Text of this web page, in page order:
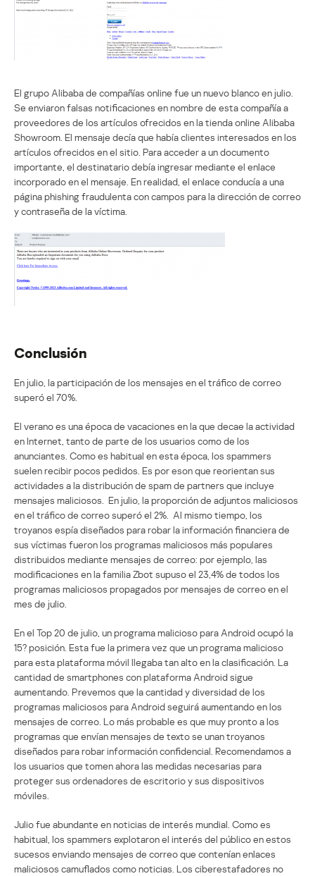
El grupo Alibaba de compañías online fue un nuevo blanco en julio.
Se enviaron falsas notificaciones en nombre de esta compañía a
proveedores de los artículos ofrecidos en la tienda online Alibaba
Showroom. El mensaje decía que había clientes interesados en los
artículos ofrecidos en el sitio. Para acceder a un documento
importante, el destinatario debía ingresar mediante el enlace
incorporado en el mensaje. En realidad, el enlace conducía a una
página phishing fraudulenta con campos para la dirección de correo
y contraseña de la víctima.
Conclusión
En julio, la participación de los mensajes en el tráfico de correo
superó el 70%.
El verano es una época de vacaciones en la que decae la actividad
en Internet, tanto de parte de los usuarios como de los
anunciantes. Como es habitual en esta época, los spammers
suelen recibir pocos pedidos. Es por eson que reorientan sus
actividades a la distribución de spam de partners que incluye
mensajes maliciosos. En julio, la proporción de adjuntos maliciosos
en el tráfico de correo superó el 2%. Al mismo tiempo, los
troyanos espía diseñados para robar la información financiera de
sus víctimas fueron los programas maliciosos más populares
distribuidos mediante mensajes de correo: por ejemplo, las
modificaciones en la familia Zbot supuso el 23,4% de todos los
programas maliciosos propagados por mensajes de correo en el
mes de julio.
En el Top 20 de julio, un programa malicioso para Android ocupó la
15? posición. Esta fue la primera vez que un programa malicioso
para esta plataforma móvil llegaba tan alto en la clasificación. La
cantidad de smartphones con plataforma Android sigue
aumentando. Prevemos que la cantidad y diversidad de los
programas maliciosos para Android seguirá aumentando en los
mensajes de correo. Lo más probable es que muy pronto a los
programas que envían mensajes de texto se unan troyanos
diseñados para robar información confidencial. Recomendamos a
los usuarios que tomen ahora las medidas necesarias para
proteger sus ordenadores de escritorio y sus dispositivos
móviles.
Julio fue abundante en noticias de interés mundial. Como es
habitual, los spammers explotaron el interés del público en estos
sucesos enviando mensajes de correo que contenían enlaces
maliciosos camuflados como noticias. Los ciberestafadores no